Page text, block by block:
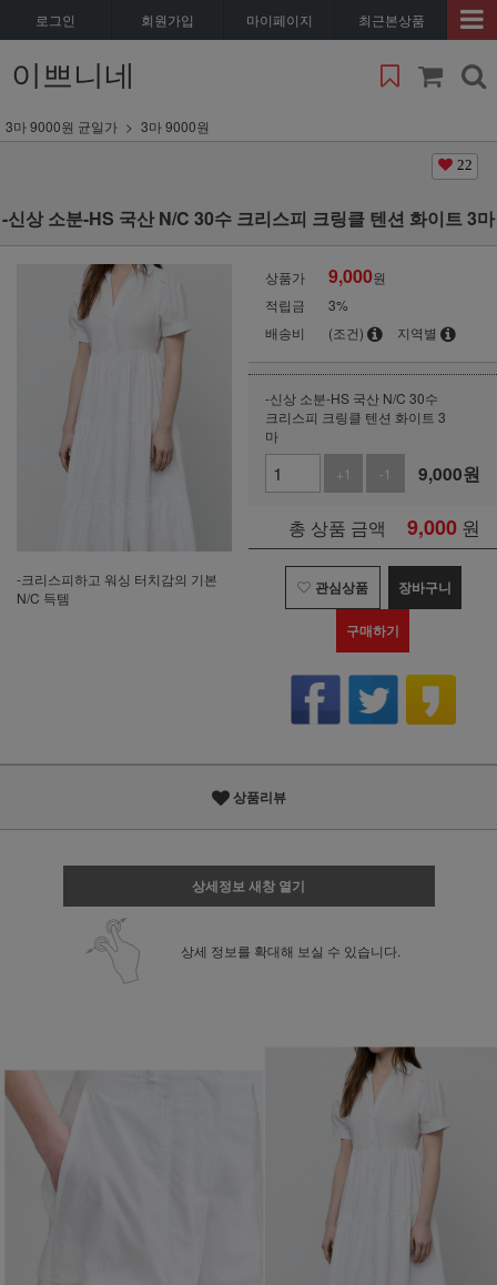
로그인 회원가입 마이페이지 최근본상품
이쁘니네
3마 9000원 균일가 3마 9000원
22
-신상 소분-HS 국산 N/C 30수 크리스피 크링클 텐션 화이트 3마
-크리스피하고 워싱 터치감의 기본
N/C 득템
상품가 9,000원
적립금
3%
배송비
(조건) 지역별
-신상 소분-HS 국산 N/C 30수
크리스피 크링클 텐션 화이트 3
마
+1
-1 9,000원
총 상품 금액 9,000 원
관심상품 장바구니
구매하기
상품리뷰
상세정보 새창 열기
상세 정보를 확대해 보실 수 있습니다.